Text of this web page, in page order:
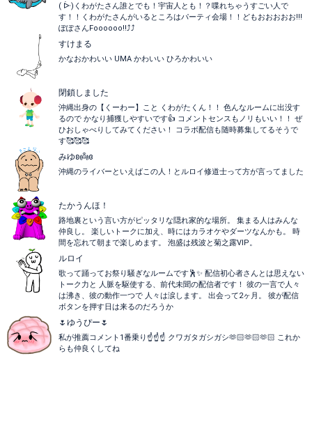
( ᐕ)くわがたさん誰とでも！宇宙人とも！？喋れちゃうすごい人で
す！！くわがたさんがいるところはパーティ会場！！どもおおおおお!!!
ぽぽさんFoooooo‼️⤴︎︎⤴︎︎
すけまる
かなおかわいい UMA かわいい ひろかわいい
閉鎖しました
沖縄出身の【くーわー】こと くわがたくん！！ 色んなルームに出没す
るので かなり捕獲しやすいです👍 コメントセンスもノリもいい！！ ぜ
ひおしゃべりしてみてください！ コラボ配信も随時募集してるそうで
す🥰🥰🥰
みゆʚ👼ɞ
沖縄のライバーといえばこの人！とルロイ修道士って方が言ってました
たかうんほ！
路地裏という言い方がピッタリな隠れ家的な場所。 集まる人はみんな
仲良し。 楽しいトークに加え、時にはカラオケやダーツなんかも。 時
間を忘れて朝まで楽しめます。 泡盛は残波と菊之露VIP。
ルロイ
歌って踊ってお祭り騒ぎなルームです🕺✨ 配信初心者さんとは思えない
トーク力と 人脈を駆使する、前代未聞の配信者です！ 彼の一言で人々
は沸き、彼の動作一つで 人々は涙します。 出会って2ヶ月。 彼が配信
ボタンを押す日は来るのだろうか
🌷ゆうぴー🌷
私が推薦コメント1番乗り☝️☝️☝️ クワガタガシガシ🫶🏻🫶🏻🫶🏻 これか
らも仲良くしてね